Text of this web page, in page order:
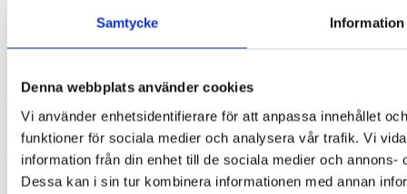
Samtycke Information
Denna webbplats använder cookies
Vi använder enhetsidentifierare för att anpassa innehållet
funktioner för sociala medier och analysera vår trafik. Vi
information från din enhet till de sociala medier och
Dessa kan i sin tur kombinera informationen med annan
Kontakt os
Google Maps
LABEX ApS
Gl. Køge landevej 55,
Tel: 45 66 13 00
E-mail: info@labex.com